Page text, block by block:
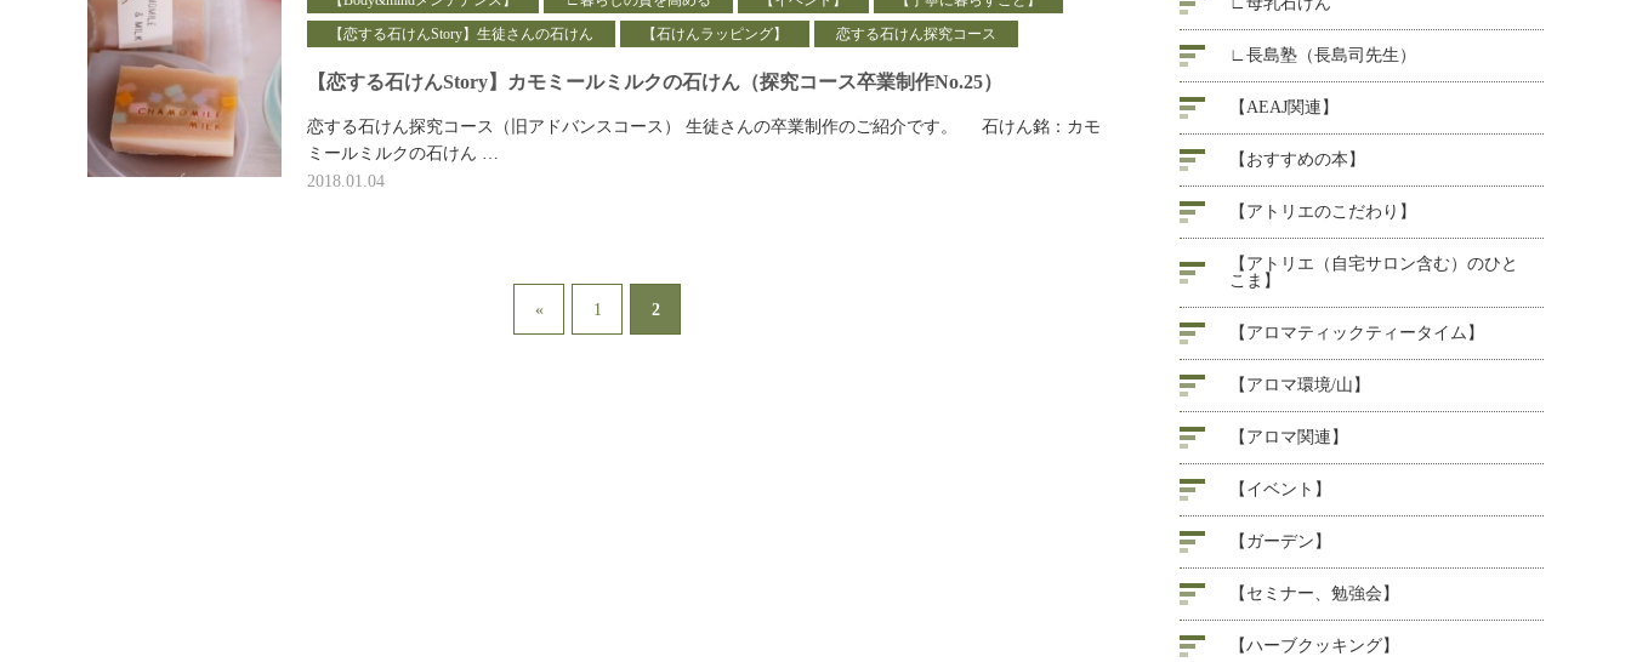
【恋する石けんStory】生徒さんの石けん
【石けんラッピング】 恋する石けん探究コース
【恋する石けんStory】カモミールミルクの石けん（探究コース卒業制作No.25）
恋する石けん探究コース（旧アドバンスコース） 生徒さんの卒業制作のご紹介です。 石けん銘：カモ
ミールミルクの石けん …
2018.01.04
« 1 2
∟長島塾（長島司先生）
【AEAJ関連】
【おすすめの本】
【アトリエのこだわり】
【アトリエ（自宅サロン含む）のひと
こま】
【アロマティックティータイム】
【アロマ環境/山】
【アロマ関連】
【イベント】
【ガーデン】
【セミナー、勉強会】
【ハーブクッキング】